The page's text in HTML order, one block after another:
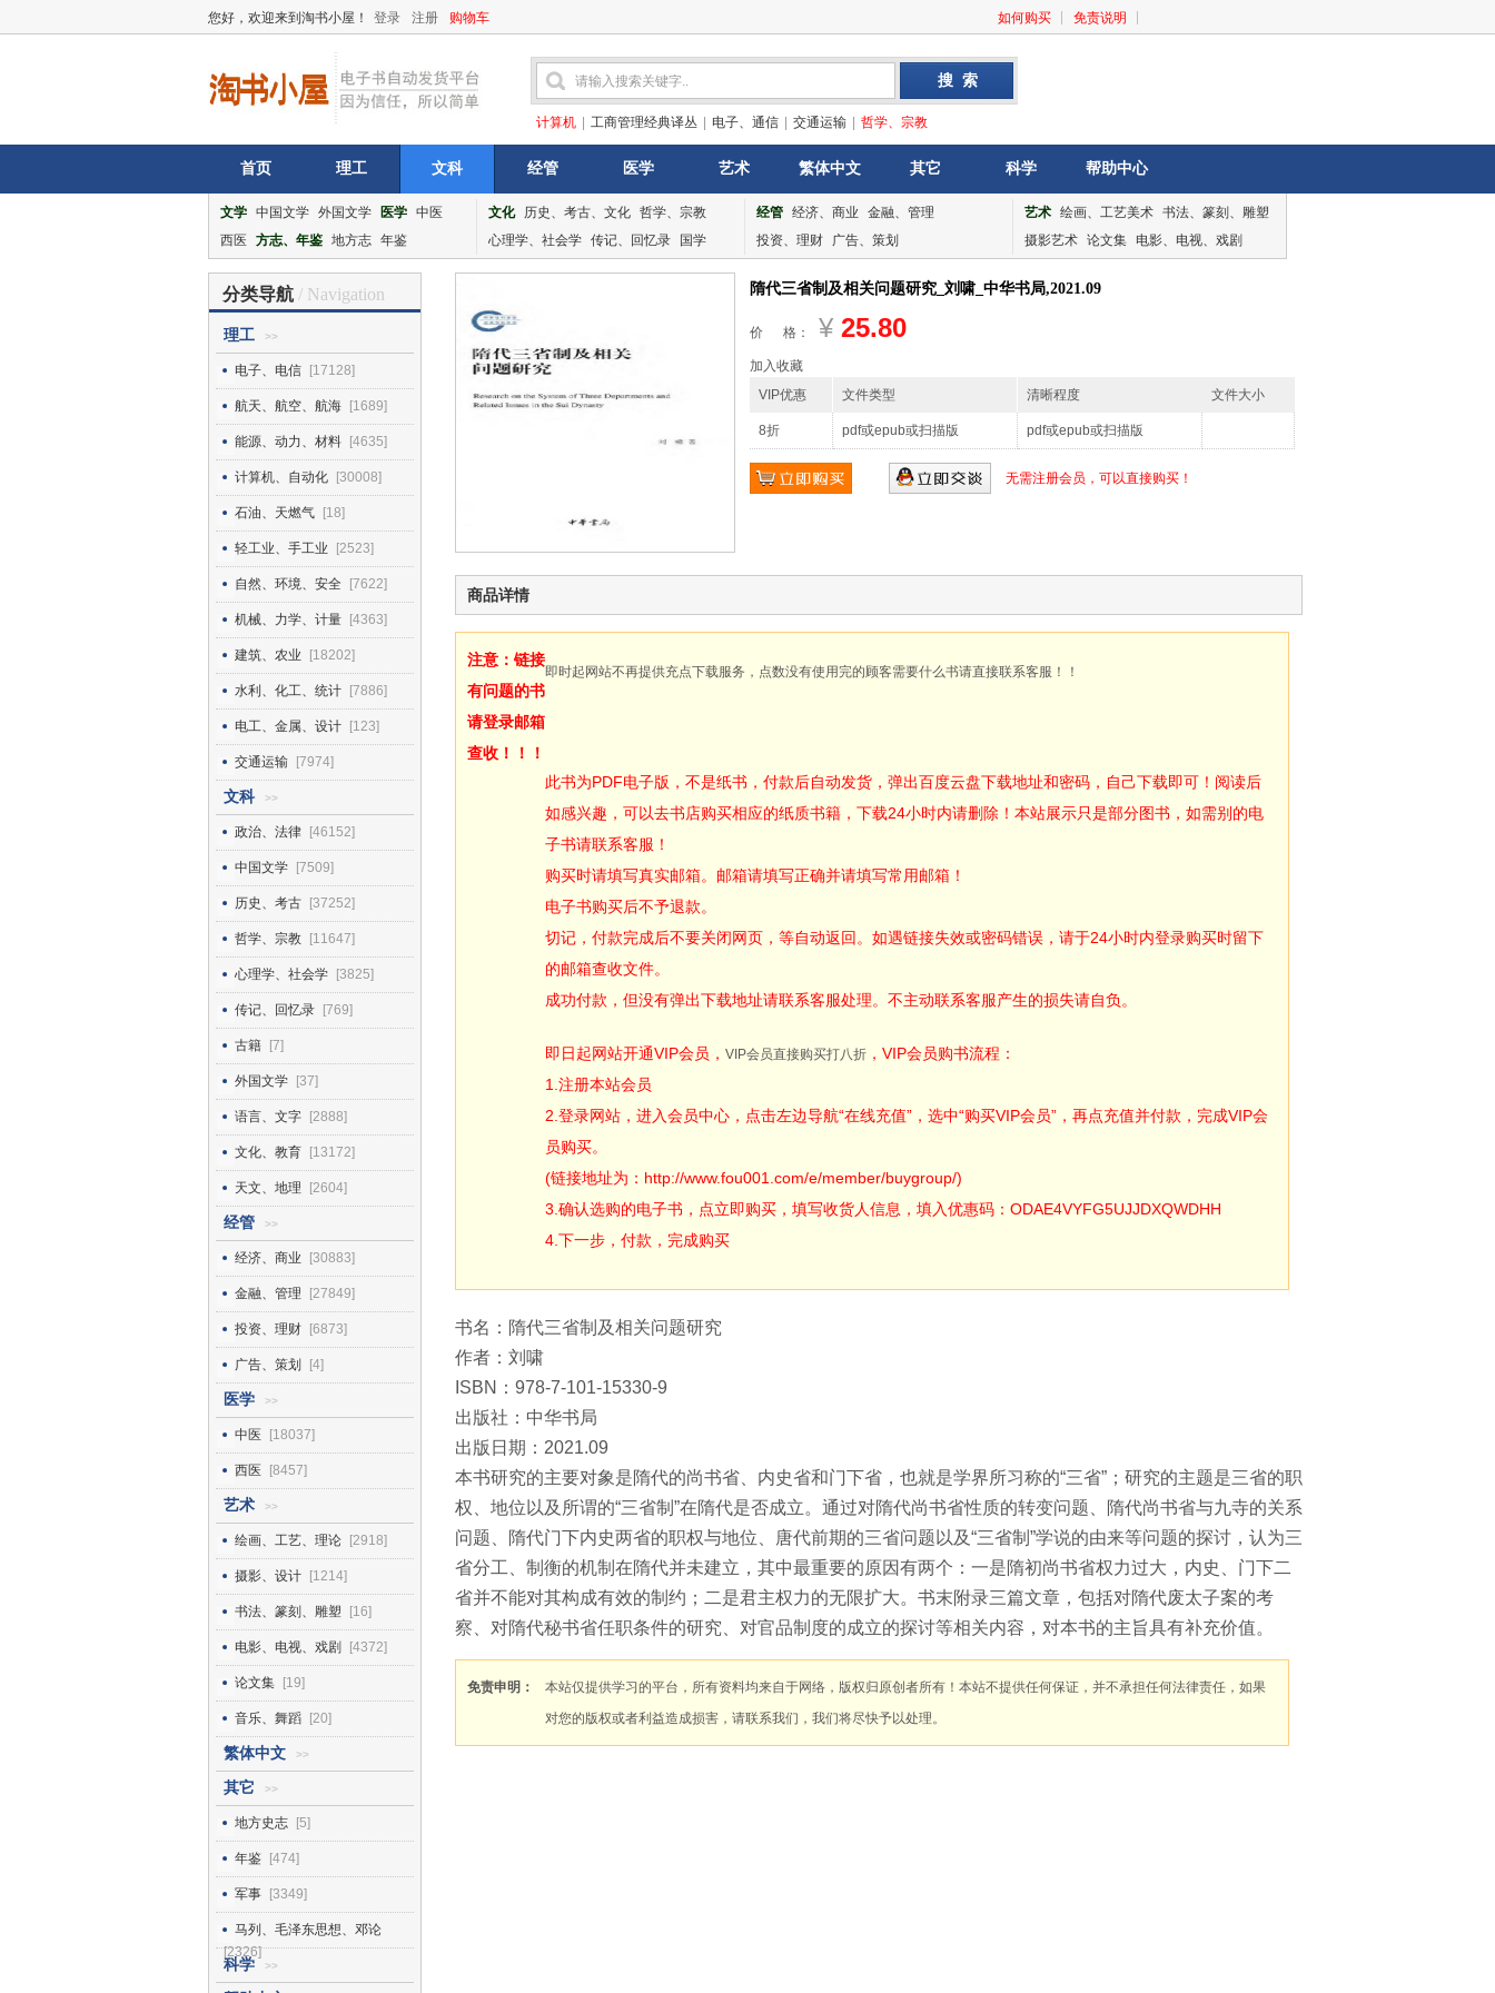
您好，欢迎来到淘书小屋！ 登录 注册 购物车 如何购买 免责说明
计算机 工商管理经典译丛 电子、通信 交通运输 哲学、宗教
首页 理工 文科 经管 医学 艺术 繁体中文 其它 科学 帮助中心
文学 中国文学 外国文学 医学 中医
西医
方志、年鉴 地方志 年鉴
文化 历史、考古、文化 哲学、宗教
心理学、社会学 传记、回忆录 国学
经管 经济、商业
金融、管理
投资、理财
广告、策划
艺术 绘画、工艺美术 书法、篆刻、雕塑
摄影艺术 论文集
电影、电视、戏剧
分类导航 / Navigation
理工 >>
电子、电信 [17128]
航天、航空、航海 [1689]
能源、动力、材料 [4635]
计算机、自动化 [30008]
石油、天燃气 [18]
轻工业、手工业 [2523]
自然、环境、安全 [7622]
机械、力学、计量 [4363]
建筑、农业 [18202]
水利、化工、统计 [7886]
电工、金属、设计 [123]
交通运输 [7974]
文科 >>
政治、法律 [46152]
中国文学 [7509]
历史、考古 [37252]
哲学、宗教 [11647]
心理学、社会学 [3825]
传记、回忆录 [769]
古籍 [7]
外国文学 [37]
语言、文字 [2888]
文化、教育 [13172]
天文、地理 [2604]
经管 >>
经济、商业 [30883]
金融、管理 [27849]
投资、理财 [6873]
广告、策划 [4]
医学 >>
中医 [18037]
西医 [8457]
艺术 >>
绘画、工艺、理论 [2918]
摄影、设计 [1214]
书法、篆刻、雕塑 [16]
电影、电视、戏剧 [4372]
论文集 [19]
音乐、舞蹈 [20]
繁体中文 >>
其它 >>
地方史志 [5]
年鉴 [474]
军事 [3349]
马列、毛泽东思想、邓论
[2326]
科学 >>
隋代三省制及相关问题研究_刘啸_中华书局,2021.09
价 格： ¥ 25.80
加入收藏
VIP优惠
文件类型 清晰程度 文件大小
8折 pdf或epub或扫描版 pdf或epub或扫描版
无需注册会员，可以直接购买！
商品详情
注意：链接
有问题的书
请登录邮箱
查收！！！
即时起网站不再提供充点下载服务，点数没有使用完的顾客需要什么书请直接联系客服！！
此书为PDF电子版，不是纸书，付款后自动发货，弹出百度云盘下载地址和密码，自己下载即可！阅读后
如感兴趣，可以去书店购买相应的纸质书籍，下载24小时内请删除！本站展示只是部分图书，如需别的电
子书请联系客服！
购买时请填写真实邮箱。邮箱请填写正确并请填写常用邮箱！
电子书购买后不予退款。
切记，付款完成后不要关闭网页，等自动返回。如遇链接失效或密码错误，请于24小时内登录购买时留下
的邮箱查收文件。
成功付款，但没有弹出下载地址请联系客服处理。不主动联系客服产生的损失请自负。
即日起网站开通VIP会员， VIP会员直接购买打八折 ，VIP会员购书流程：
1.注册本站会员
2.登录网站，进入会员中心，点击左边导航“在线充值”，选中“购买VIP会员”，再点充值并付款，完成VIP会
员购买。
(链接地址为：http://www.fou001.com/e/member/buygroup/)
3.确认选购的电子书，点立即购买，填写收货人信息，填入优惠码：ODAE4VYFG5UJJDXQWDHH
4.下一步，付款，完成购买
书名：隋代三省制及相关问题研究
作者：刘啸
ISBN：978-7-101-15330-9
出版社：中华书局
出版日期：2021.09
本书研究的主要对象是隋代的尚书省、内史省和门下省，也就是学界所习称的“三省”；研究的主题是三省的职
权、地位以及所谓的“三省制”在隋代是否成立。通过对隋代尚书省性质的转变问题、隋代尚书省与九寺的关系
问题、隋代门下内史两省的职权与地位、唐代前期的三省问题以及“三省制”学说的由来等问题的探讨，认为三
省分工、制衡的机制在隋代并未建立，其中最重要的原因有两个：一是隋初尚书省权力过大，内史、门下二
省并不能对其构成有效的制约；二是君主权力的无限扩大。书末附录三篇文章，包括对隋代废太子案的考
察、对隋代秘书省任职条件的研究、对官品制度的成立的探讨等相关内容，对本书的主旨具有补充价值。
免责申明：
本站仅提供学习的平台，所有资料均来自于网络，版权归原创者所有！本站不提供任何保证，并不承担任何法律责任，如果
对您的版权或者利益造成损害，请联系我们，我们将尽快予以处理。